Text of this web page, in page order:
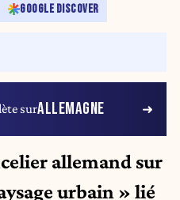
GOOGLE DISCOVER
surALLEMAGNE
allemand sur
urbain » lié